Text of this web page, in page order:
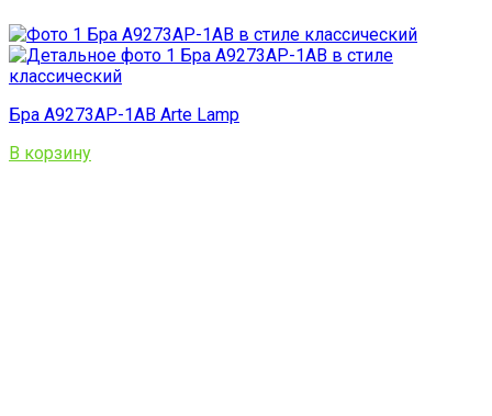
Бра A9273AP-1AB Arte Lamp
В корзину